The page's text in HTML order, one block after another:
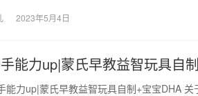
2023年5月4日
能力up|蒙氏早教益智玩具自
能力up|蒙氏早教益智玩具自制+宝宝DHA